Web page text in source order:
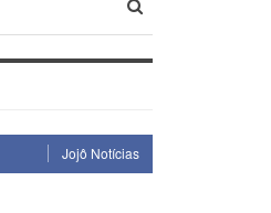
Jojô Notícias